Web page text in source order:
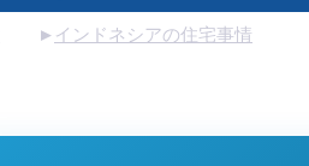
インドネシアの住宅事情